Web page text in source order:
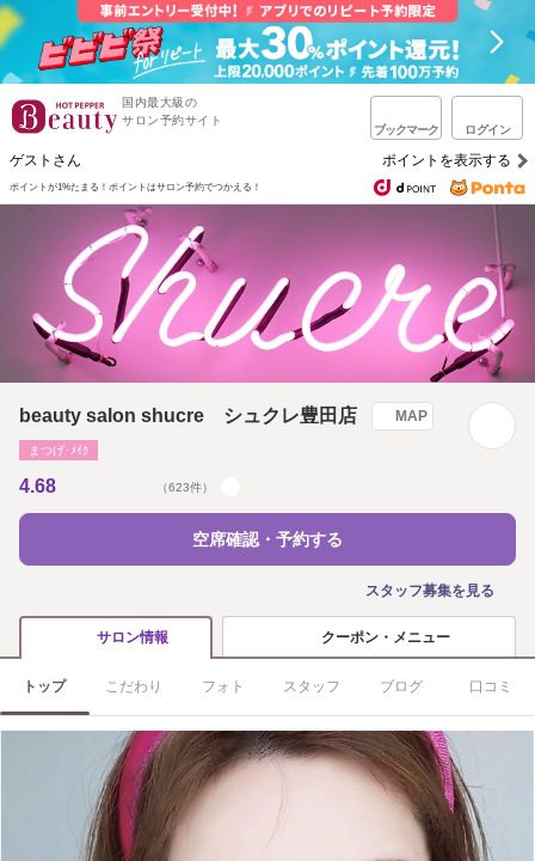
国内最大級の
サロン予約サイト
ブックマーク ログイン
ゲストさん ポイントを表示する
ポイントが1%たまる！ ポイントはサロン予約でつかえる！
beauty salon shucre シュクレ豊田店 MAP
まつげ･ﾒｲｸ
4.68 （623件）
空席確認・予約する
スタッフ募集を見る
サロン情報 クーポン・メニュー
トップ こだわり フォト スタッフ ブログ 口コミ